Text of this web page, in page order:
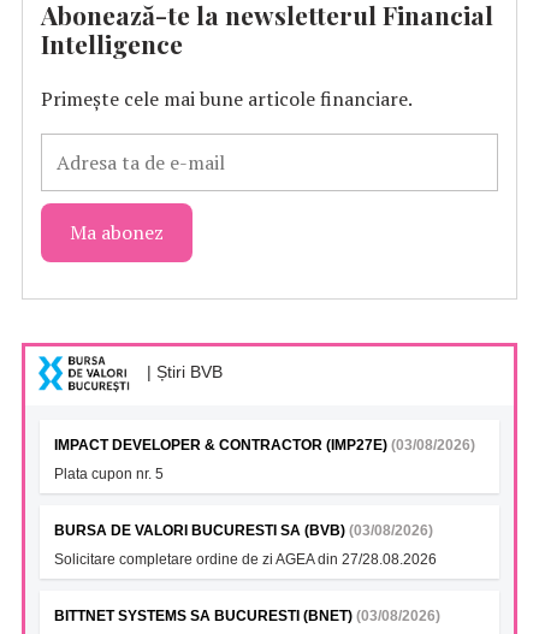
Abonează-te la newsletterul Financial
Intelligence
Primește cele mai bune articole financiare.
| Știri BVB
IMPACT DEVELOPER & CONTRACTOR (IMP27E) (03/08/2026)
Plata cupon nr. 5
BURSA DE VALORI BUCURESTI SA (BVB) (03/08/2026)
Solicitare completare ordine de zi AGEA din 27/28.08.2026
BITTNET SYSTEMS SA BUCURESTI (BNET) (03/08/2026)